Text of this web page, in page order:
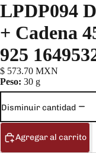
LPDP094
+ Cadena
925
$ 573.70 MXN
Peso: 30 g
Disminuir cantidad
Agregar al carrito